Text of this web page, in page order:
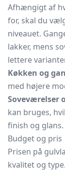
Afhængigt af
for, skal du
niveauet.
lakker, mens
lettere
Køkken og
med højere
Soveværelser
kan bruges,
finish og glans.
Budget og pris
Prisen på
kvalitet og